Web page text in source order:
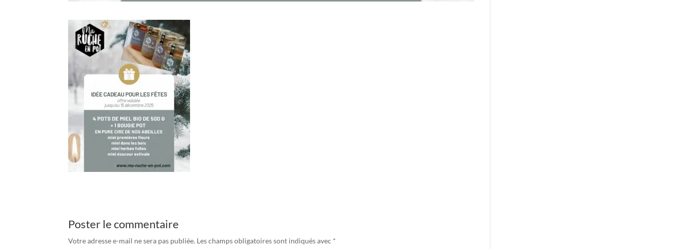
Poster le commentaire
Votre adresse e-mail ne sera pas publiée. Les champs obligatoires sont indiqués avec *